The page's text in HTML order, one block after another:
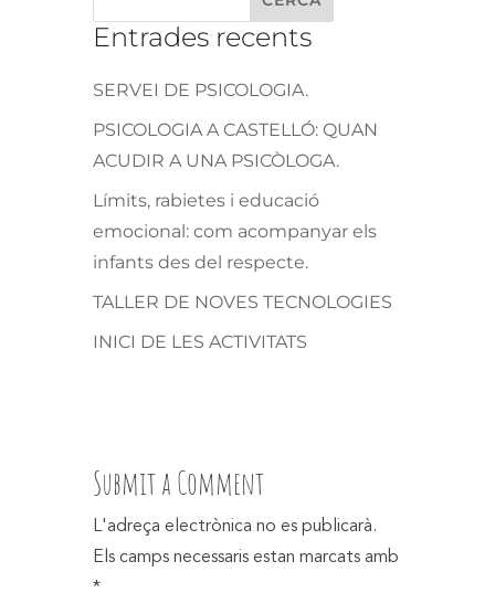
Entrades recents
SERVEI DE PSICOLOGIA.
PSICOLOGIA A CASTELLÓ: QUAN
ACUDIR A UNA PSICÒLOGA.
Límits, rabietes i educació
emocional: com acompanyar els
infants des del respecte.
TALLER DE NOVES TECNOLOGIES
INICI DE LES ACTIVITATS
Submit a Comment
L'adreça electrònica no es publicarà.
Els camps necessaris estan marcats amb
*